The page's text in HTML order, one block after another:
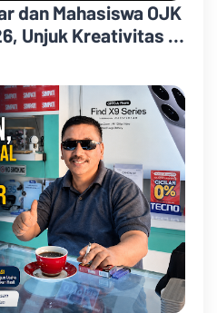
dan Mahasiswa OJK
Unjuk Kreativitas di
Spontaneus